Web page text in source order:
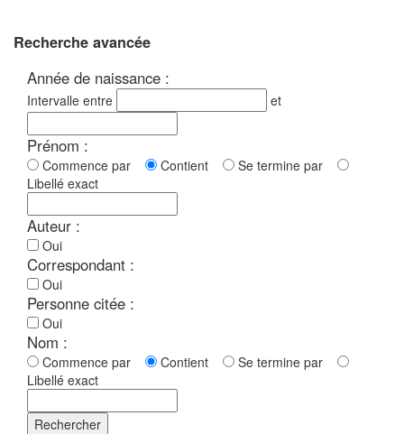
Recherche avancée
Année de naissance :
Intervalle entre et
Prénom :
Commence par Contient
Se termine par
Libellé exact
Auteur :
Oui
Correspondant :
Oui
Personne citée :
Oui
Nom :
Commence par Contient
Se termine par
Libellé exact
Rechercher